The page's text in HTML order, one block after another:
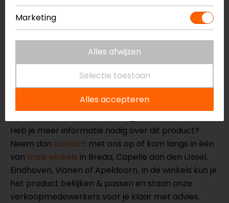
Bevestigingssysteem voor binnenvoering
Snellaad batterij
Batterijduur tot 12 uur
Inclusief getint vizier
Comfortabele binnenvoering
Actieve remlichten
Geïntegreerde spoiler
Meer informatie nodig?
Heb je meer informatie nodig over dit product?
Neem dan contact met ons op of kom langs in één
van onze winkels in Breda, Capelle aan den IJssel,
Eindhoven, Vianen of Apeldoorn. In de winkels kun je
het product bekijken & passen en staan onze
verkoopmedewerkers voor je klaar met advies.
Marketing
Alles afwijzen
Selectie toestaan
Alles accepteren